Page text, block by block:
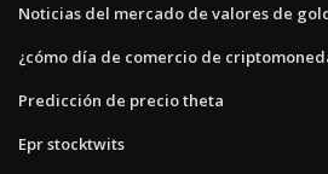
Noticias del mercado de valores de
¿cómo día de comercio de
Predicción de precio theta
Epr stocktwits